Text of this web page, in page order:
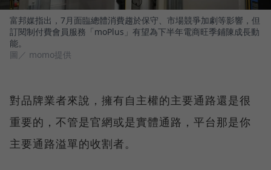
富邦媒指出，7月面臨總體消費趨於保守、市場競爭加劇等影響，但
訂閱制付費會員服務「moPlus」有望為下半年電商旺季鋪陳成長動
能。
圖／ momo提供
對品牌業者來說，擁有自主權的主要通路還是很
重要的，不管是官網或是實體通路，平台那是你
主要通路溢單的收割者。